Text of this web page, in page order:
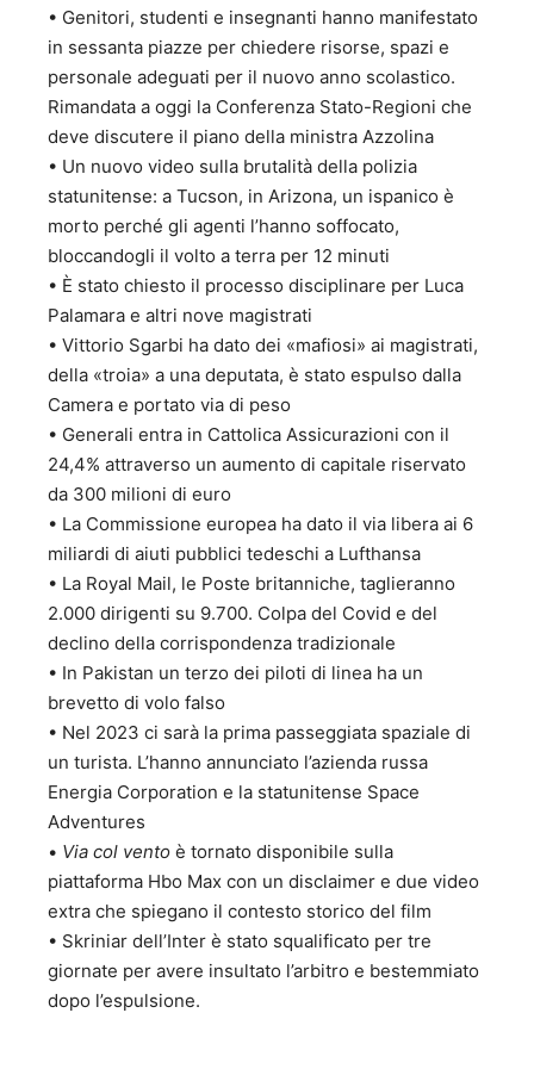
• Genitori, studenti e insegnanti hanno manifestato
in sessanta piazze per chiedere risorse, spazi e
personale adeguati per il nuovo anno scolastico.
Rimandata a oggi la Conferenza Stato-Regioni che
deve discutere il piano della ministra Azzolina
• Un nuovo video sulla brutalità della polizia
statunitense: a Tucson, in Arizona, un ispanico è
morto perché gli agenti l’hanno soffocato,
bloccandogli il volto a terra per 12 minuti
• È stato chiesto il processo disciplinare per Luca
Palamara e altri nove magistrati
• Vittorio Sgarbi ha dato dei «mafiosi» ai magistrati,
della «troia» a una deputata, è stato espulso dalla
Camera e portato via di peso
• Generali entra in Cattolica Assicurazioni con il
24,4% attraverso un aumento di capitale riservato
da 300 milioni di euro
• La Commissione europea ha dato il via libera ai 6
miliardi di aiuti pubblici tedeschi a Lufthansa
• La Royal Mail, le Poste britanniche, taglieranno
2.000 dirigenti su 9.700. Colpa del Covid e del
declino della corrispondenza tradizionale
• In Pakistan un terzo dei piloti di linea ha un
brevetto di volo falso
• Nel 2023 ci sarà la prima passeggiata spaziale di
un turista. L’hanno annunciato l’azienda russa
Energia Corporation e la statunitense Space
Adventures
• Via col vento è tornato disponibile sulla
piattaforma Hbo Max con un disclaimer e due video
extra che spiegano il contesto storico del film
• Skriniar dell’Inter è stato squalificato per tre
giornate per avere insultato l’arbitro e bestemmiato
dopo l’espulsione.